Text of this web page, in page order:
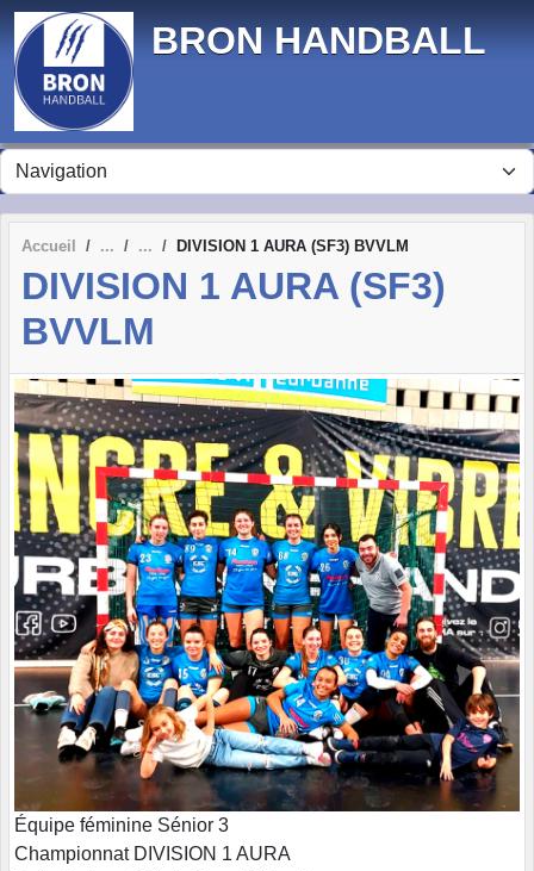
BRON HANDBALL
Accueil DIVISION 1 AURA (SF3) BVVLM
DIVISION 1 AURA (SF3)
BVVLM
Équipe féminine Sénior 3
Championnat DIVISION 1 AURA
Panneau de gestion des cookies